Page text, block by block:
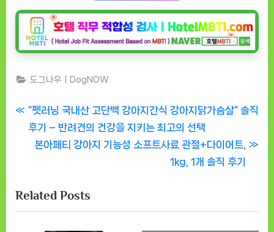
도그나우ㅣDogNOW
글P
r
o
u
“펫러닝 국내산 고단백 강아지간식 강아지닭가슴살” 솔직
후기 – 반려견의 건강을 지키는 최고의 선택
N
t
P
본아페티 강아지 기능성 소프트사료 관절+다이어트,
1kg, 1개 솔직 후기
Related Posts